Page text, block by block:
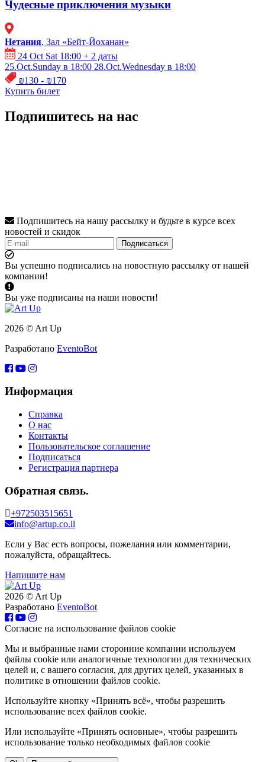
Чудесные приключения музыки
Нетания, Зал «Бейт-Йоханан»
24 Oct Sat 18:00 + 2 даты
25.Oct.Sunday в 18:00 28.Oct.Wednesday в 18:00
₪130 - ₪170
Купить билет
Подпишитесь на нас
Подпишитесь на нашу рассылку и будьте в курсе всех
новостей и скидок
Подписаться
Вы успешно подписались на новостную рассылку от нашей
компании!
Вы уже подписаны на наши новости!
2026 © Art Up
Разработано EventoBot
Информация
Справка
О нас
Контакты
Пользовательское соглашение
Подписаться
Регистрация партнера
Обратная связь.
+972503515651
info@artup.co.il
Если у Вас есть вопросы, пожелания или комментарии,
пожалуйста, обращайтесь.
Напишите нам
2026 © Art Up
Разработано EventoBot
Cогласие на использование файлов cookie
Мы и выбранные нами сторонние компании используем
файлы cookie или аналогичные технологии для технических
целей и, с вашего согласия, для других целей, указанных в
политике в отношении файлов cookie.
Используйте кнопку «Принять всё», чтобы разрешить
использование всех файлов cookie.
Или используйте «Принять основные», чтобы разрешить
использование только необходимых файлов cookie